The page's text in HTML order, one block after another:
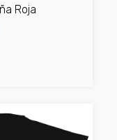
Roja